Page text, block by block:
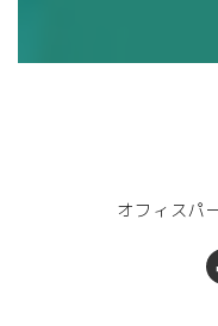
オフィスパ